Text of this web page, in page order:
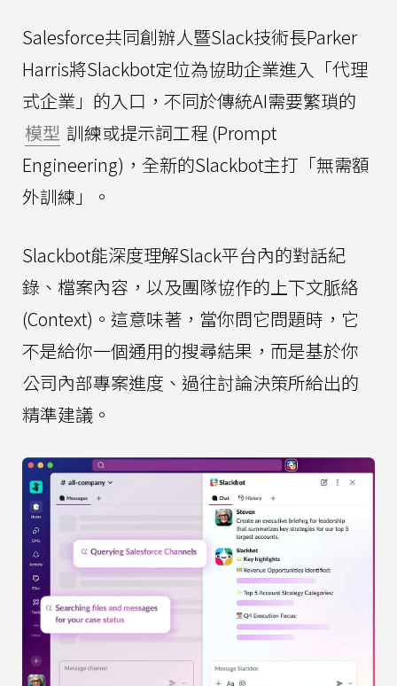
Salesforce共同創辦人暨Slack技術長Parker
Harris將Slackbot定位為協助企業進入「代理
式企業」的入口，不同於傳統AI需要繁瑣的
模型 訓練或提示詞工程 (Prompt
Engineering)，全新的Slackbot主打「無需額
外訓練」。
Slackbot能深度理解Slack平台內的對話紀
錄、檔案內容，以及團隊協作的上下文脈絡
(Context)。這意味著，當你問它問題時，它
不是給你一個通用的搜尋結果，而是基於你
公司內部專案進度、過往討論決策所給出的
精準建議。